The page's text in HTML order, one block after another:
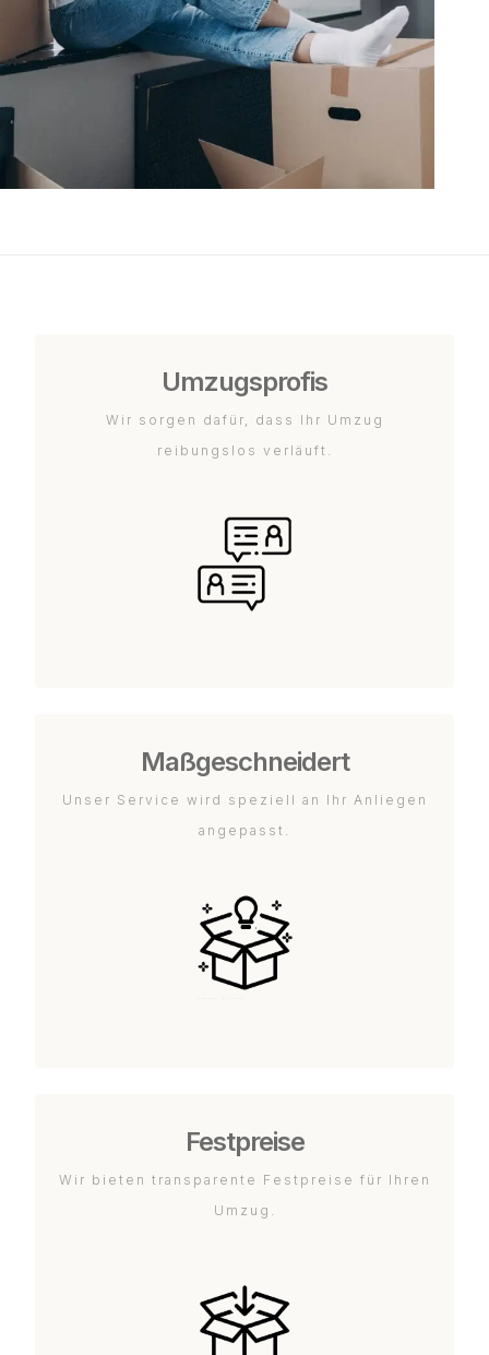
Umzugsprofis
Wir sorgen dafür, dass Ihr Umzug
reibungslos verläuft.
Maßgeschneidert
Unser Service wird speziell an Ihr Anliegen
angepasst.
Festpreise
Wir bieten transparente Festpreise für Ihren
Umzug.